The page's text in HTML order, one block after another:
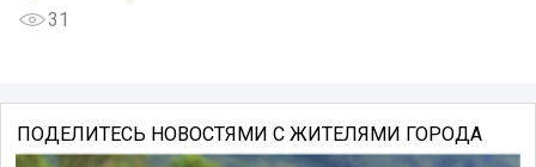
31
ПОДЕЛИТЕСЬ НОВОСТЯМИ С ЖИТЕЛЯМИ ГОРОДА